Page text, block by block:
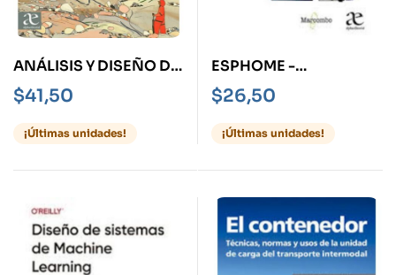
ANÁLISIS Y DISEÑO DE
EDIFICIOS EN
CONCRETO
REFORZADO
$41,50
¡Últimas unidades!
ESPHOME -
DESARROLLO DE
APLICACIONES
DOMÓTICAS CON
PROGRAMACIÓN-
$26,50
¡Últimas unidades!